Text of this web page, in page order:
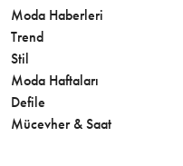
Moda Haberleri
Trend
Stil
Moda Haftaları
Defile
Mücevher & Saat